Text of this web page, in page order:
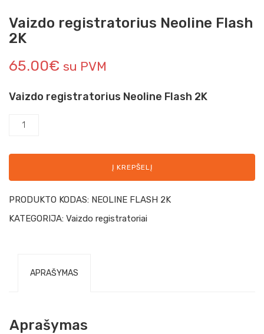
Vaizdo registratorius Neoline Flash
2K
65.00€ su PVM
Vaizdo registratorius Neoline Flash 2K
Į KREPŠELĮ
PRODUKTO KODAS: NEOLINE FLASH 2K
KATEGORIJA: Vaizdo registratoriai
APRAŠYMAS
Aprašymas